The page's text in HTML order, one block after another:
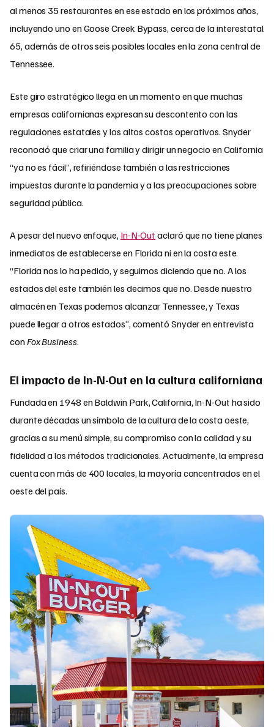
al menos 35 restaurantes en ese estado en los próximos años,
incluyendo uno en Goose Creek Bypass, cerca de la interestatal
65, además de otros seis posibles locales en la zona central de
Tennessee.
Este giro estratégico llega en un momento en que muchas
empresas californianas expresan su descontento con las
regulaciones estatales y los altos costos operativos. Snyder
reconoció que criar una familia y dirigir un negocio en California
“ya no es fácil”, refiriéndose también a las restricciones
impuestas durante la pandemia y a las preocupaciones sobre
seguridad pública.
A pesar del nuevo enfoque, In-N-Out aclaró que no tiene planes
inmediatos de establecerse en Florida ni en la costa este.
“Florida nos lo ha pedido, y seguimos diciendo que no. A los
estados del este también les decimos que no. Desde nuestro
almacén en Texas podemos alcanzar Tennessee, y Texas
puede llegar a otros estados”, comentó Snyder en entrevista
conFox Business.
El impacto de In-N-Out en la cultura californiana
Fundada en 1948 en Baldwin Park, California, In-N-Out ha sido
durante décadas un símbolo de la cultura de la costa oeste,
gracias a su menú simple, su compromiso con la calidad y su
fidelidad a los métodos tradicionales. Actualmente, la empresa
cuenta con más de 400 locales, la mayoría concentrados en el
oeste del país.